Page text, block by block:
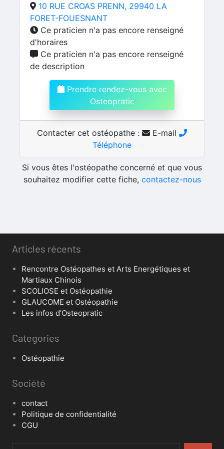
10 RUE CROAS PRENN, 29940 LA
FORET-FOUESNANT
Ce praticien n'a pas encore renseigné
d'horaires
Ce praticien n'a pas encore renseigné
de description
Prendre rendez-vous avec
Osteopratic
Contacter cet ostéopathe :
E-mail
Téléphone
Si vous êtes l'ostéopathe concerné et que vous
souhaitez modifier cette fiche, contactez-nous
Articles récents
Rencontre Ostéopathes et Arts Energétiques et
Martiaux Chinois
SCOLIOSE et Ostéopathie
GLAUCOME et Ostéopathie
Les infos d’Osteopratic
Categories
Ostéopathie
Société
contact
Politique de confidentialité
CGU